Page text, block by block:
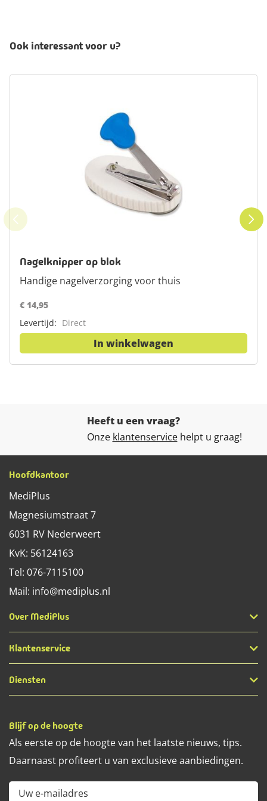
Ook interessant voor u?
Nagelknipper op blok
Handige nagelverzorging voor thuis
€ 14,95
Levertijd: Direct
In winkelwagen
Heeft u een vraag?
Onze klantenservicehelpt u graag!
Hoofdkantoor
MediPlus
Magnesiumstraat 7
6031 RV Nederweert
KvK: 56124163
Tel: 076-7115100
Mail: info@mediplus.nl
Over MediPlus
Klantenservice
Diensten
Blijf op de hoogte
Als eerste op de hoogte van het laatste nieuws, tips.
Daarnaast profiteert u van exclusieve aanbiedingen.
Uw e-mailadres